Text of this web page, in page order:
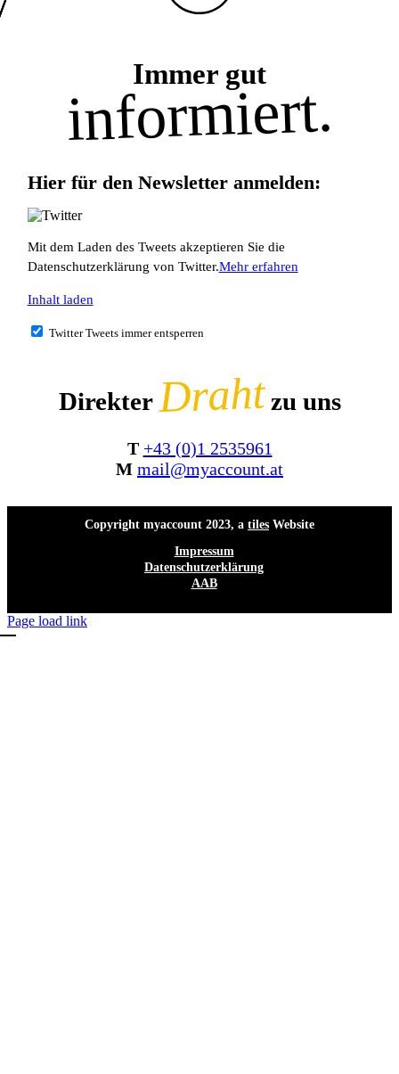
Immer gut
informiert.
Hier für den Newsletter anmelden:
Mit dem Laden des Tweets akzeptieren Sie die
Datenschutzerklärung von Twitter.Mehr erfahren
Inhalt laden
Twitter Tweets immer entsperren
DirekterDrahtzu uns
T +43 (0)1 2535961
M mail@myaccount.at
Copyright myaccount 2023, a tiles Website
Impressum
Datenschutzerklärung
AAB
Page load link
Nach